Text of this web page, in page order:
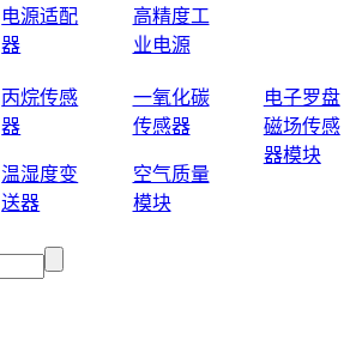
电源适配
器
高精度工
业电源
丙烷传感
器
温湿度变
送器
一氧化碳
传感器
空气质量
模块
电子罗盘
磁场传感
器模块